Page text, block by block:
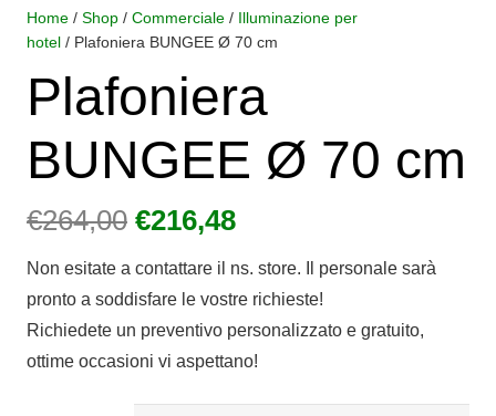
Home / Shop / Commerciale / Illuminazione per
hotel / Plafoniera BUNGEE Ø 70 cm
Plafoniera
BUNGEE Ø 70 cm
€264,00 Il
originale
era:
€264,00.
€216,48Il
attuale
è:
€216,48.
Non esitate a contattare il ns. store. Il personale sarà
pronto a soddisfare le vostre richieste!
Richiedete un preventivo personalizzato e gratuito,
ottime occasioni vi aspettano!